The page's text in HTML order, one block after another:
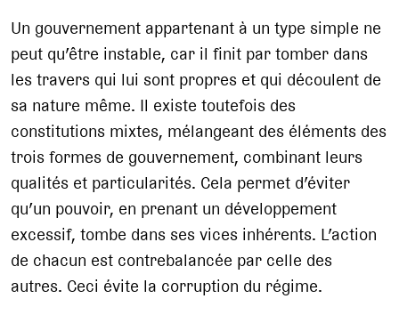
Un gouvernement appartenant à un type simple ne
peut qu’être instable, car il finit par tomber dans
les travers qui lui sont propres et qui découlent de
sa nature même. Il existe toutefois des
constitutions mixtes, mélangeant des éléments des
trois formes de gouvernement, combinant leurs
qualités et particularités. Cela permet d’éviter
qu’un pouvoir, en prenant un développement
excessif, tombe dans ses vices inhérents. L’action
de chacun est contrebalancée par celle des
autres. Ceci évite la corruption du régime.